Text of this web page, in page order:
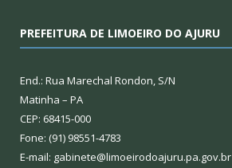
PREFEITURA DE LIMOEIRO DO AJURU
End.: Rua Marechal Rondon, S/N
Matinha – PA
CEP: 68415-000
Fone: (91) 98551-4783
E-mail: gabinete@limoeirodoajuru.pa.gov.br